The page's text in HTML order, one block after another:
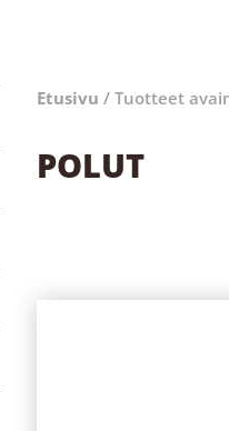
Etusivu / Tuotteet
POLUT